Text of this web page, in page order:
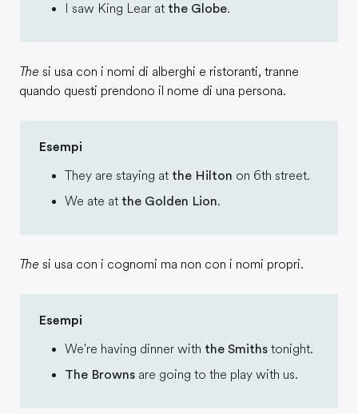
I saw King Lear at the Globe.
The si usa con i nomi di alberghi e ristoranti, tranne
quando questi prendono il nome di una persona.
Esempi
They are staying at the Hilton on 6th street.
We ate at the Golden Lion.
The si usa con i cognomi ma non con i nomi propri.
Esempi
We're having dinner with the Smiths tonight.
The Browns are going to the play with us.